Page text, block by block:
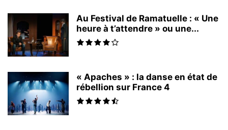
Au Festival de Ramatuelle : « Une
heure à t’attendre » ou une...
« Apaches » : la danse en état de
rébellion sur France 4